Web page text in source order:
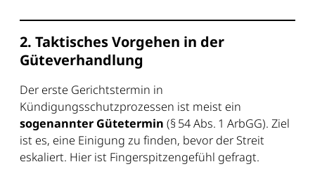
2. Taktisches Vorgehen in der
Güteverhandlung
Der erste Gerichtstermin in
Kündigungsschutzprozessen ist meist ein
sogenannter Gütetermin (§ 54 Abs. 1 ArbGG). Ziel
ist es, eine Einigung zu finden, bevor der Streit
eskaliert. Hier ist Fingerspitzengefühl gefragt.